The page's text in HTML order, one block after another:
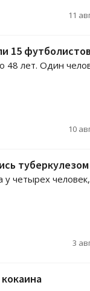
11
15 футболистов
48 лет. Один
10
у четырех
3